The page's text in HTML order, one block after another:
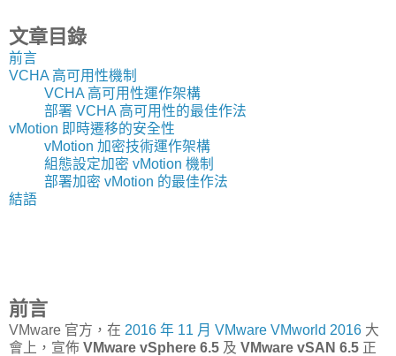
文章目錄
前言
VCHA 高可用性機制
VCHA 高可用性運作架構
部署 VCHA 高可用性的最佳作法
vMotion 即時遷移的安全性
vMotion 加密技術運作架構
組態設定加密 vMotion 機制
部署加密 vMotion 的最佳作法
結語
前言
VMware 官方，在 2016 年 11 月 VMware VMworld 2016 大
會上，宣佈 VMware vSphere 6.5 及 VMware vSAN 6.5 正